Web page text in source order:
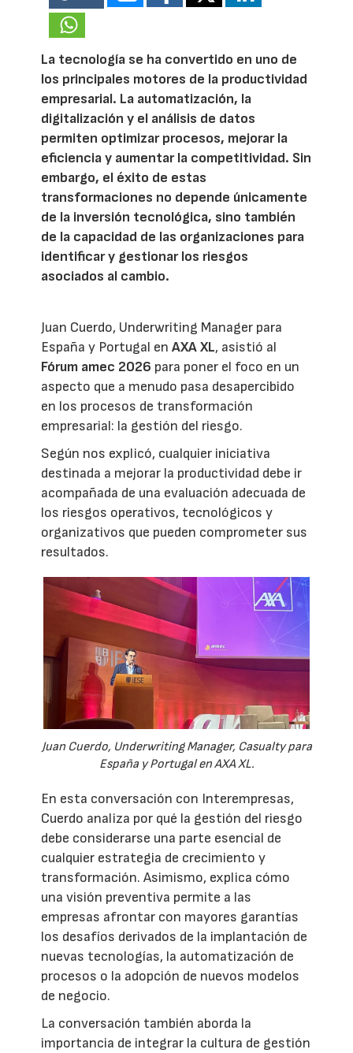
La tecnología se ha convertido en uno de
los principales motores de la productividad
empresarial. La automatización, la
digitalización y el análisis de datos
permiten optimizar procesos, mejorar la
eficiencia y aumentar la competitividad. Sin
embargo, el éxito de estas
transformaciones no depende únicamente
de la inversión tecnológica, sino también
de la capacidad de las organizaciones para
identificar y gestionar los riesgos
asociados al cambio.
Juan Cuerdo, Underwriting Manager para
España y Portugal enAXA XL, asistió al
Fórum amec 2026 para poner el foco en un
aspecto que a menudo pasa desapercibido
en los procesos de transformación
empresarial: la gestión del riesgo.
Según nos explicó, cualquier iniciativa
destinada a mejorar la productividad debe ir
acompañada de una evaluación adecuada de
los riesgos operativos, tecnológicos y
organizativos que pueden comprometer sus
resultados.
Juan Cuerdo, Underwriting Manager, Casualty para
España y Portugal en AXA XL.
En esta conversación con Interempresas,
Cuerdo analiza por qué la gestión del riesgo
debe considerarse una parte esencial de
cualquier estrategia de crecimiento y
transformación. Asimismo, explica cómo
una visión preventiva permite a las
empresas afrontar con mayores garantías
los desafíos derivados de la implantación de
nuevas tecnologías, la automatización de
procesos o la adopción de nuevos modelos
de negocio.
La conversación también aborda la
importancia de integrar la cultura de gestión